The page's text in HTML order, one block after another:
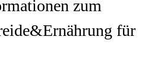
zum
für